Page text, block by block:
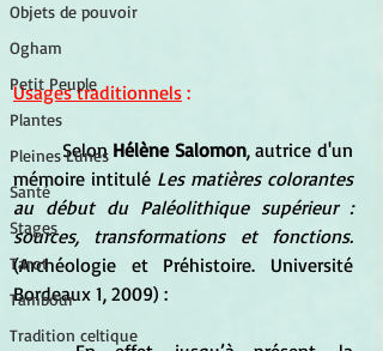
Objets de pouvoir
Ogham
Petit Peuple
Plantes
Pleines Lunes
Santé
Stages
Tarot
Tambour
Tradition celtique
Usages traditionnels :
	Selon
Hélène Salomon, autrice d'un
mémoire intitulé Les matières colorantes
au début du Paléolithique supérieur :
sources, transformations et fonctions.
(Archéologie et Préhistoire. Université
Bordeaux 1, 2009) :